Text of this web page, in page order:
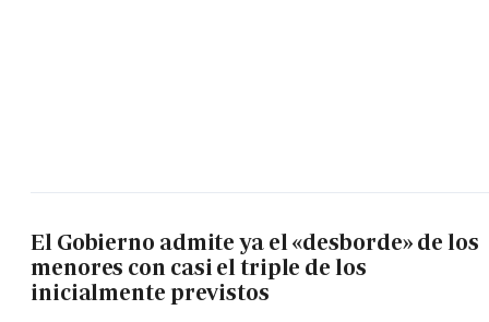
El Gobierno admite ya el «desborde» de los
menores con casi el triple de los
inicialmente previstos